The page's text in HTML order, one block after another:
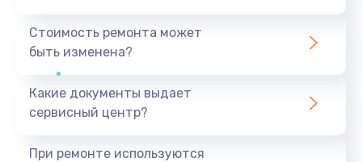
Стоимость ремонта может
быть изменена?
Какие документы выдает
сервисный центр?
При ремонте используются